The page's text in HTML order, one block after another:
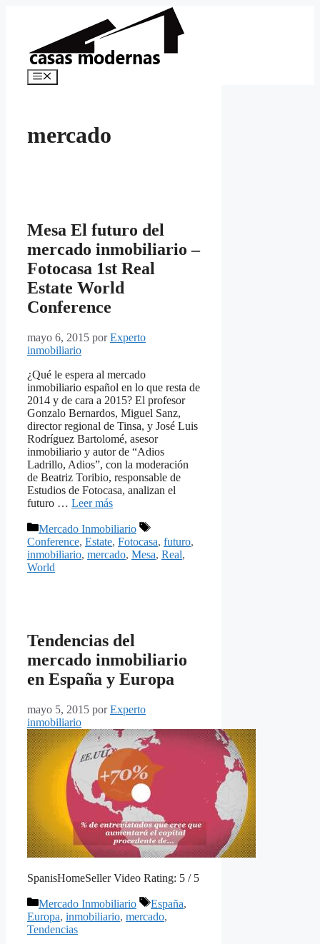
Menú
mercado
Mesa El futuro del
mercado inmobiliario –
Fotocasa 1st Real
Estate World
Conference
mayo 6, 2015 porExperto
inmobiliario
¿Qué le espera al mercado
inmobiliario español en lo que resta de
2014 y de cara a 2015? El profesor
Gonzalo Bernardos, Miguel Sanz,
director regional de Tinsa, y José Luis
Rodríguez Bartolomé, asesor
inmobiliario y autor de “Adios
Ladrillo, Adios”, con la moderación
de Beatriz Toribio, responsable de
Estudios de Fotocasa, analizan el
futuro … Leer más
Categorías
Mercado Inmobiliario
Etiquetas
Conference, Estate, Fotocasa, futuro,
inmobiliario, mercado, Mesa, Real,
World
Tendencias del
mercado inmobiliario
en España y Europa
mayo 5, 2015 porExperto
inmobiliario
SpanisHomeSeller Video Rating: 5 / 5
Categorías
Mercado Inmobiliario Etiquetas
España,
Europa, inmobiliario, mercado,
Tendencias